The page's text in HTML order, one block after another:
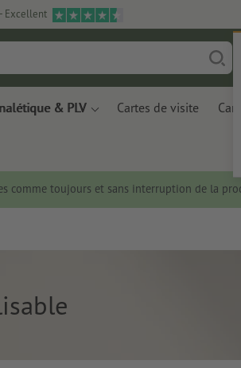
Excellent
& PLV Cartes de visite
comme toujours et sans interruption de la